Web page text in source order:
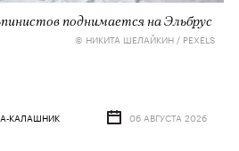
поднимается на Эльбрус
© НИКИТА ШЕЛАЙКИН / PEXELS
КАЛАШНИК 06 АВГУСТА 2026